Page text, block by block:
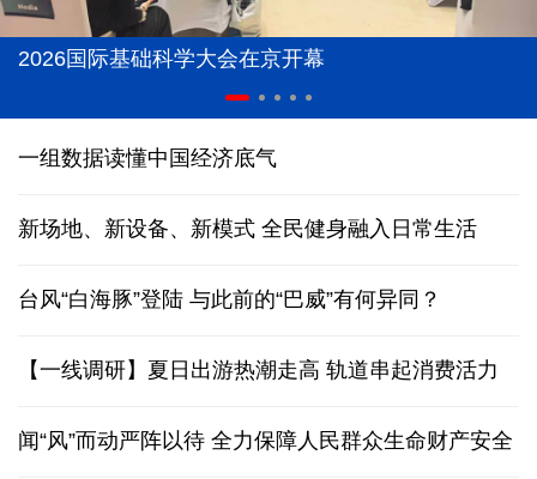
2026国际基础科学大会在京开幕
一组数据读懂中国经济底气
新场地、新设备、新模式 全民健身融入日常生活
台风“白海豚”登陆 与此前的“巴威”有何异同？
【一线调研】夏日出游热潮走高 轨道串起消费活力
闻“风”而动严阵以待 全力保障人民群众生命财产安全